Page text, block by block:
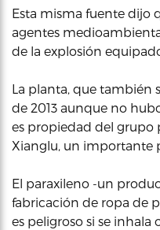
Esta misma fuente dijo
agentes
de la explosión
La planta, que también
de 2013 aunque no
es propiedad del
Xianglu, un importante
El paraxileno -un
fabricación de ropa de
es peligroso si se inhala